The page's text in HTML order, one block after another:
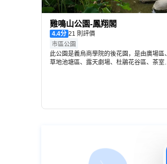
雞鳴山公園-鳳翔閣
4.4分
21 則評價
市區公園
此公園是義烏商學院的後花園，是由廣場區、
草地池塘區、露天劇場、杜鵑花谷區、茶室